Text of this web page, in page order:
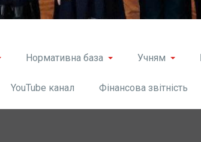
Нормативна база Учням
YouTube канал Фінансова звітність